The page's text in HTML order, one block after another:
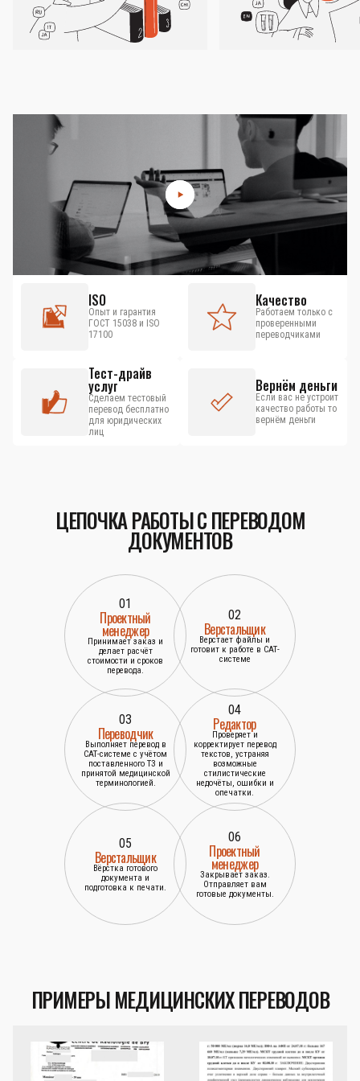
ISO
Опыт и гарантия
ГОСТ 15038 и ISO
17100
Качество
Работаем только с
проверенными
переводчиками
Тест-драйв
услуг
Сделаем тестовый
перевод бесплатно
для юридических
лиц
Вернём деньги
Если вас не устроит
качество работы то
вернём деньги
ЦЕПОЧКА РАБОТЫ С ПЕРЕВОДОМ
ДОКУМЕНТОВ
01
Проектный
менеджер
Принимает заказ и
делает расчёт
стоимости и сроков
перевода.
02
Верстальщик
Верстает файлы и
готовит к работе в САТ-
системе
03
Переводчик
Выполняет перевод в
САТ-системе с учётом
поставленного ТЗ и
принятой медицинской
терминологией.
04
Редактор
Проверяет и
корректирует перевод
текстов, устраняя
возможные
стилистические
недочёты, ошибки и
опечатки.
05
Верстальщик
Вёрстка готового
документа и
подготовка к печати.
06
Проектный
менеджер
Закрывает заказ.
Отправляет вам
готовые документы.
ПРИМЕРЫ МЕДИЦИНСКИХ ПЕРЕВОДОВ